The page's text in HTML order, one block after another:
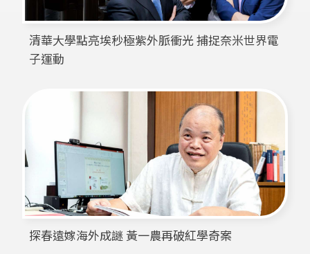
清華大學點亮埃秒極紫外脈衝光 捕捉奈米世界電
子運動
探春遠嫁海外成謎 黃一農再破紅學奇案